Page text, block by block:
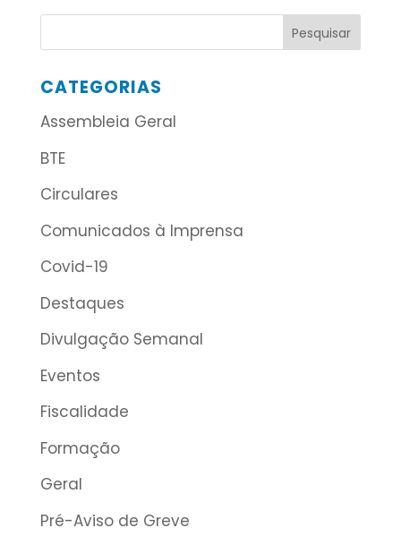
CATEGORIAS
Assembleia Geral
BTE
Circulares
Comunicados à Imprensa
Covid-19
Destaques
Divulgação Semanal
Eventos
Fiscalidade
Formação
Geral
Pré-Aviso de Greve